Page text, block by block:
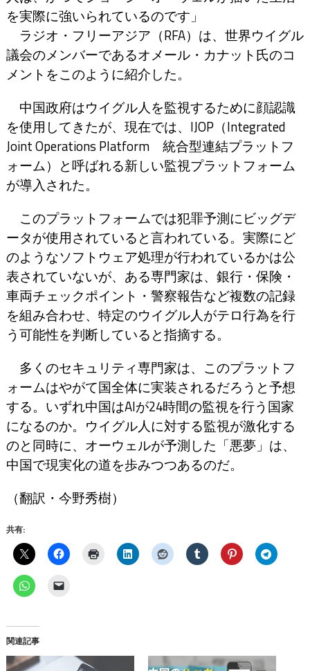
を実際に強いられているのです」
ラジオ・フリーアジア（RFA）は、世界ウイグル
議会のメンバーであるオメール・カナット氏のコ
メントをこのように紹介した。
中国政府はウイグル人を監視するために顔認識
を使用してきたが、現在では、IJOP（Integrated
Joint Operations Platform 統合型連結プラットフ
ォーム）と呼ばれる新しい監視プラットフォーム
が導入された。
このプラットフォームでは犯罪予測にビッグデ
ータが使用されていると言われている。実際にど
のようなソフトウェア処理が行われているかは公
表されていないが、ある専門家は、銀行・保険・
車両チェックポイント・警察報告など複数の記録
を組み合わせ、特定のウイグル人がテロ行為を行
う可能性を判断していると指摘する。
多くのセキュリティ専門家は、このプラットフ
ォームはやがて国全体に実装されるだろうと予想
する。いずれ中国はAIが24時間の監視を行う国家
になるのか。ウイグル人に対する監視が激化する
のと同時に、オーウェルが予測した「悪夢」は、
中国で現実化の道を歩みつつあるのだ。
（翻訳・今野秀樹）
共有:
関連記事